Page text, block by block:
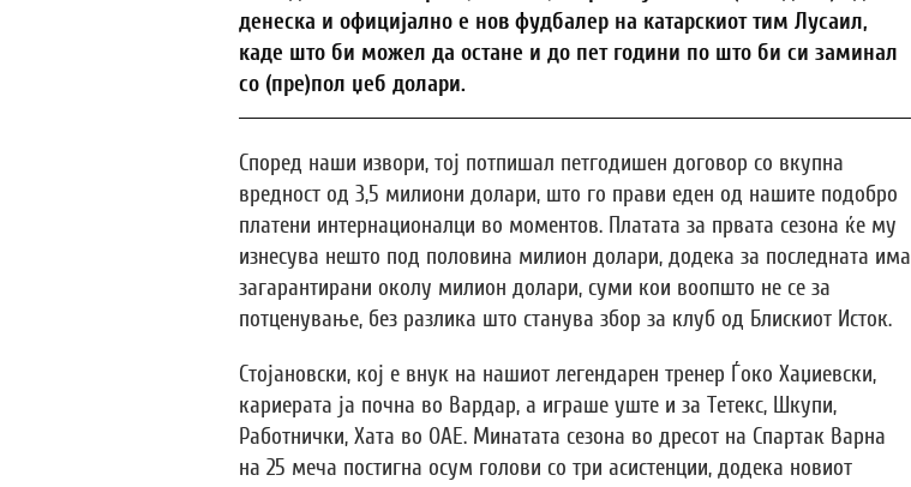
денеска и официјално е нов фудбалер на катарскиот тим Лусаил,
каде што би можел да остане и до пет години по што би си заминал
со (пре)пол џеб долари.
Според наши извори, тој потпишал петгодишен договор со вкупна
вредност од 3,5 милиони долари, што го прави еден од нашите подобро
платени интернационалци во моментов. Платата за првата сезона ќе му
изнесува нешто под половина милион долари, додека за последната има
загарантирани околу милион долари, суми кои воопшто не се за
потценување, без разлика што станува збор за клуб од Блискиот Исток.
Стојановски, кој е внук на нашиот легендарен тренер Ѓоко Хаџиевски,
кариерата ја почна во Вардар, а играше уште и за Тетекс, Шкупи,
Работнички, Хата во ОАЕ. Минатата сезона во дресот на Спартак Варна
на 25 меча постигна осум голови со три асистенции, додека новиот